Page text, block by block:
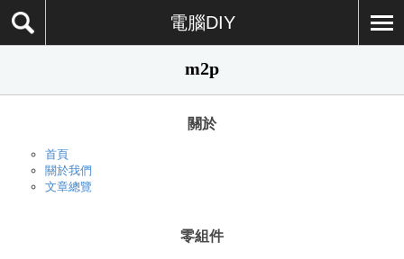
電腦DIY
m2p
關於
首頁
關於我們
文章總覽
零組件